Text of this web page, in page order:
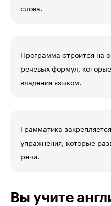
слова.
Программа строится на
речевых формул,
владения языком.
Грамматика
упражнения, которые
речи.
Вы учите